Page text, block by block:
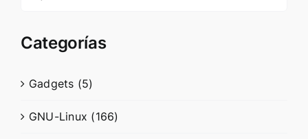
Categorías
Gadgets (5)
GNU-Linux (166)